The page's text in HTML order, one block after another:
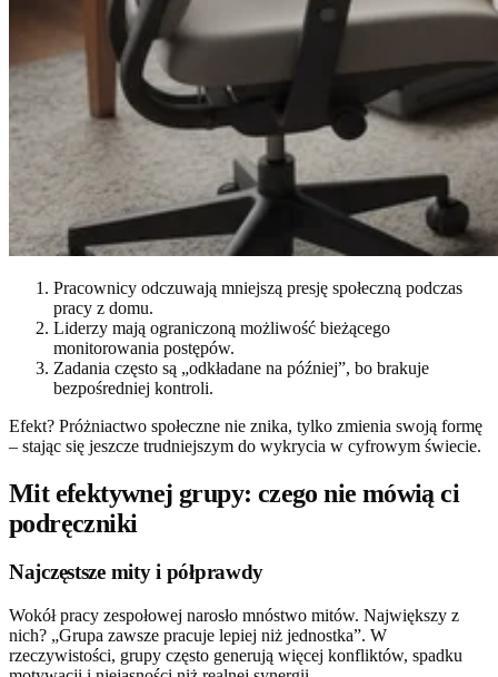
Pracownicy odczuwają mniejszą presję społeczną podczas
pracy z domu.
Liderzy mają ograniczoną możliwość bieżącego
monitorowania postępów.
Zadania często są „odkładane na później”, bo brakuje
bezpośredniej kontroli.
Efekt? Próżniactwo społeczne nie znika, tylko zmienia swoją formę
– stając się jeszcze trudniejszym do wykrycia w cyfrowym świecie.
Mit efektywnej grupy: czego nie mówią ci
podręczniki
Najczęstsze mity i półprawdy
Wokół pracy zespołowej narosło mnóstwo mitów. Największy z
nich? „Grupa zawsze pracuje lepiej niż jednostka”. W
rzeczywistości, grupy często generują więcej konfliktów, spadku